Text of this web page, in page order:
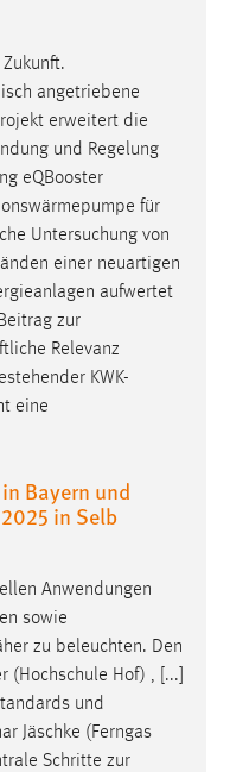
angetriebene
erweitert die
und Regelung
eQBooster
für
Untersuchung von
einer neuartigen
aufwertet
zur
Relevanz
KWK-
eine
Bayern und
in Selb
Anwendungen
sowie
zu beleuchten. Den
(Hochschule Hof) , [...]
und
Jäschke (Ferngas
Schritte zur
mibew_locale, mibew-
nutzen zu können.
style-
mibew_locale = 3
an der Website
anonym.
verstehen, wie